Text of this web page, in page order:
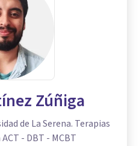
Zúñiga
de La Serena. Terapias
- DBT - MCBT